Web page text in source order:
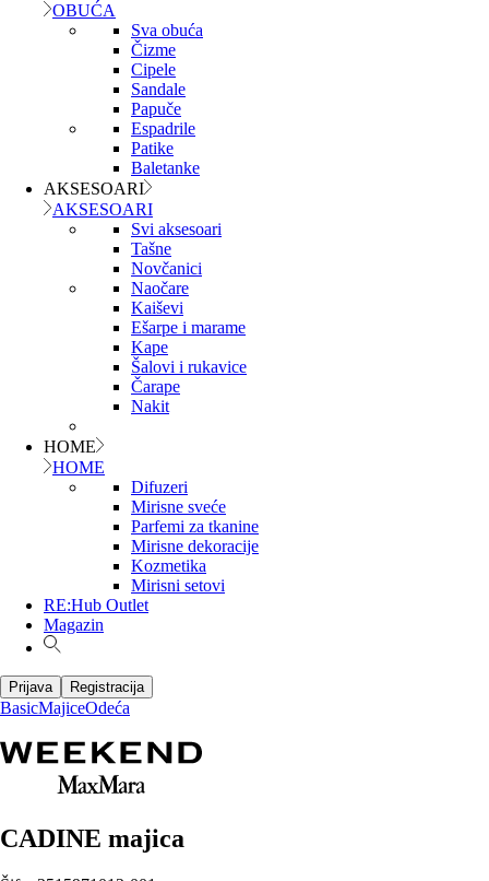
OBUĆA
Sva obuća
Čizme
Cipele
Sandale
Papuče
Espadrile
Patike
Baletanke
AKSESOARI
AKSESOARI
Svi aksesoari
Tašne
Novčanici
Naočare
Kaiševi
Ešarpe i marame
Kape
Šalovi i rukavice
Čarape
Nakit
HOME
HOME
Difuzeri
Mirisne sveće
Parfemi za tkanine
Mirisne dekoracije
Kozmetika
Mirisni setovi
RE:Hub Outlet
Magazin
Prijava Registracija
BasicMajiceOdeća
CADINE majica